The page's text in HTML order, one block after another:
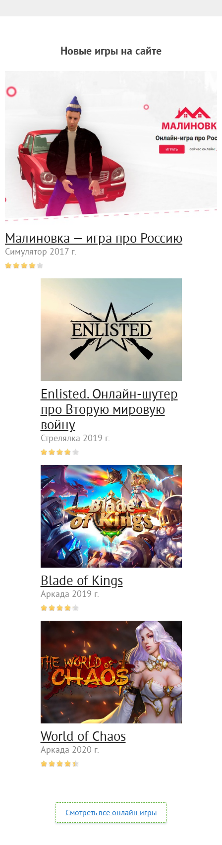
Новые игры на сайте
Малиновка — игра про Россию
Симулятор 2017 г.
Enlisted. Онлайн-шутер
про Вторую мировую
войну
Стрелялка 2019 г.
Blade of Kings
Аркада 2019 г.
World of Chaos
Аркада 2020 г.
Смотреть все онлайн игры